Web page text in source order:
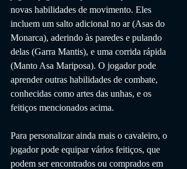
novas habilidades de movimento. Eles
incluem um salto adicional no ar (Asas do
Monarca), aderindo às paredes e pulando
delas (Garra Mantis), e uma corrida rápida
(Manto Asa Mariposa). O jogador pode
aprender outras habilidades de combate,
conhecidas como artes das unhas, e os
feitiços mencionados acima.
Para personalizar ainda mais o cavaleiro, o
jogador pode equipar vários feitiços, que
podem ser encontrados ou comprados em